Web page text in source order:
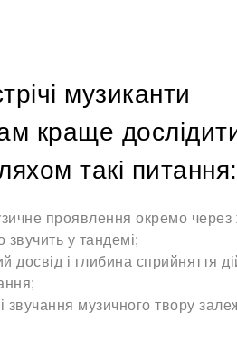
музиканти
краще
такі питання:
проявлення окремо через
звучить у тандемі;
досвід і глибина сприйняття
звучання музичного твору